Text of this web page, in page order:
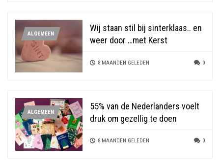
ALGEMEEN
Wij staan stil bij sinterklaas.. en
weer door …met Kerst
8 MAANDEN GELEDEN 0
ALGEMEEN
55% van de Nederlanders voelt
druk om gezellig te doen
8 MAANDEN GELEDEN 0